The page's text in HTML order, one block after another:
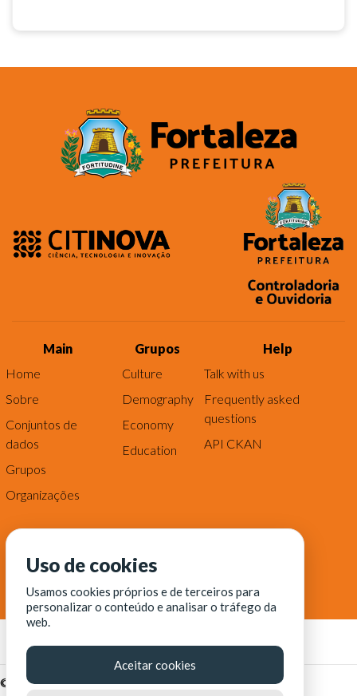
Main
Home
Sobre
Conjuntos de
dados
Grupos
Organizações
Grupos
Culture
Demography
Economy
Education
Help
Talk with us
Frequently asked
questions
API CKAN
© Fortaleza Digital || CITINOVA - Fundação de Ciência,
Uso de cookies
Usamos cookies próprios e de terceiros para
personalizar o conteúdo e analisar o tráfego da
web.
Aceitar cookies